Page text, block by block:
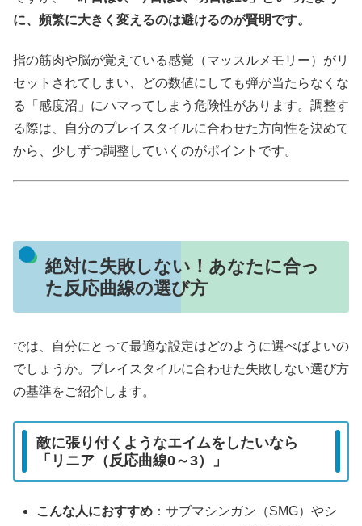
に、頻繁に大きく変えるのは避けるのが賢明です。
指の筋肉や脳が覚えている感覚（マッスルメモリー）がリ
セットされてしまい、どの数値にしても弾が当たらなくな
る「感度沼」にハマってしまう危険性があります。調整す
る際は、自分のプレイスタイルに合わせた方向性を決めて
から、少しずつ調整していくのがポイントです。
絶対に失敗しない！あなたに合っ
た反応曲線の選び方
では、自分にとって最適な設定はどのように選べばよいの
でしょうか。プレイスタイルに合わせた失敗しない選び方
の基準をご紹介します。
敵に張り付くようなエイムをしたいなら
「リニア（反応曲線0～3）」
こんな人におすすめ ：サブマシンガン（SMG）やシ